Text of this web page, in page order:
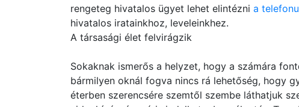
rengeteg hivatalos ügyet lehet elintézni a
hivatalos iratainkhoz, leveleinkhez.
A társasági élet felvirágzik
Sokaknak ismerős a helyzet, hogy a számára
bármilyen oknál fogva nincs rá lehetőség, hogy
éterben szerencsére szemtől szembe láthatjuk